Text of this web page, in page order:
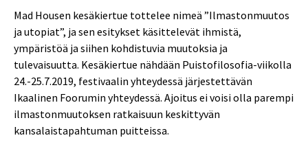
Mad Housen kesäkiertue tottelee nimeä ”Ilmastonmuutos
ja utopiat”, ja sen esitykset käsittelevät ihmistä,
ympäristöä ja siihen kohdistuvia muutoksia ja
tulevaisuutta. Kesäkiertue nähdään Puistofilosofia-viikolla
24.-25.7.2019, festivaalin yhteydessä järjestettävän
Ikaalinen Foorumin yhteydessä. Ajoitus ei voisi olla parempi
ilmastonmuutoksen ratkaisuun keskittyvän
kansalaistapahtuman puitteissa.